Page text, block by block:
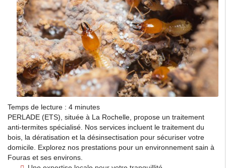
Temps de lecture : 4 minutes
PERLADE (ETS), située à La Rochelle, propose un traitement
anti-termites spécialisé. Nos services incluent le traitement du
bois, la dératisation et la désinsectisation pour sécuriser votre
domicile. Explorez nos prestations pour un environnement sain à
Fouras et ses environs.